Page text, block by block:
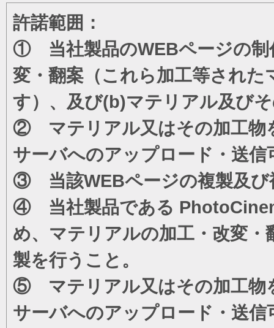
許諾範囲：
① 当社製品のWEBページの制
変・翻案（これら加工等され
す）、及び(b)マテリアル及び
② マテリアル又はその加工物
サーバへのアップロード・送信
③ 当該WEBページの複製及び
④ 当社製品である
め、マテリアルの加工・改変
製を行うこと。
⑤ マテリアル又はその加工物
サーバへのアップロード・送信